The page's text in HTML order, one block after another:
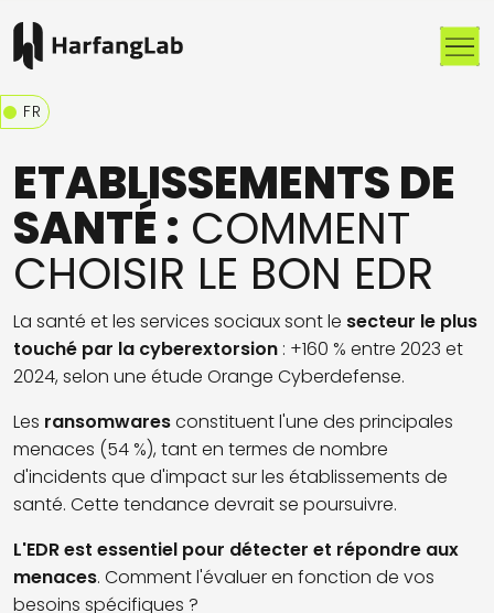
FR
ETABLISSEMENTS DE
SANTÉ : COMMENT
CHOISIR LE BON EDR
La santé et les services sociaux sont le secteur le plus
touché par la cyberextorsion : +160 % entre 2023 et
2024, selon une étude Orange Cyberdefense.
Les ransomwaresconstituent l'une des principales
menaces (54 %), tant en termes de nombre
d'incidents que d'impact sur les établissements de
santé. Cette tendance devrait se poursuivre.
L'EDR est essentiel pour détecter et répondre aux
menaces. Comment l'évaluer en fonction de vos
besoins spécifiques ?